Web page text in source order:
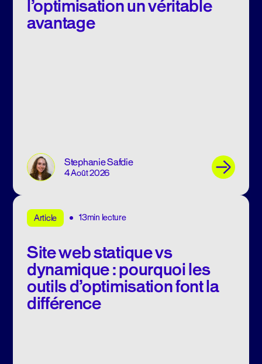
l’optimisation un véritable
avantage
Stephanie Safdie
4 Août 2026
Article 13min lecture
Site web statique vs
dynamique : pourquoi les
outils d’optimisation font la
différence